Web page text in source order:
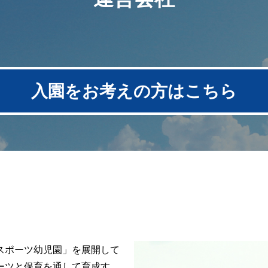
入園をお考えの方はこちら
ーツ幼児園」を展開して